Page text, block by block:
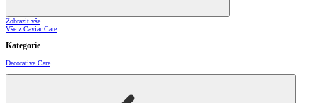
Zobrazit vše
Vše z Caviar Care
Kategorie
Decorative Care